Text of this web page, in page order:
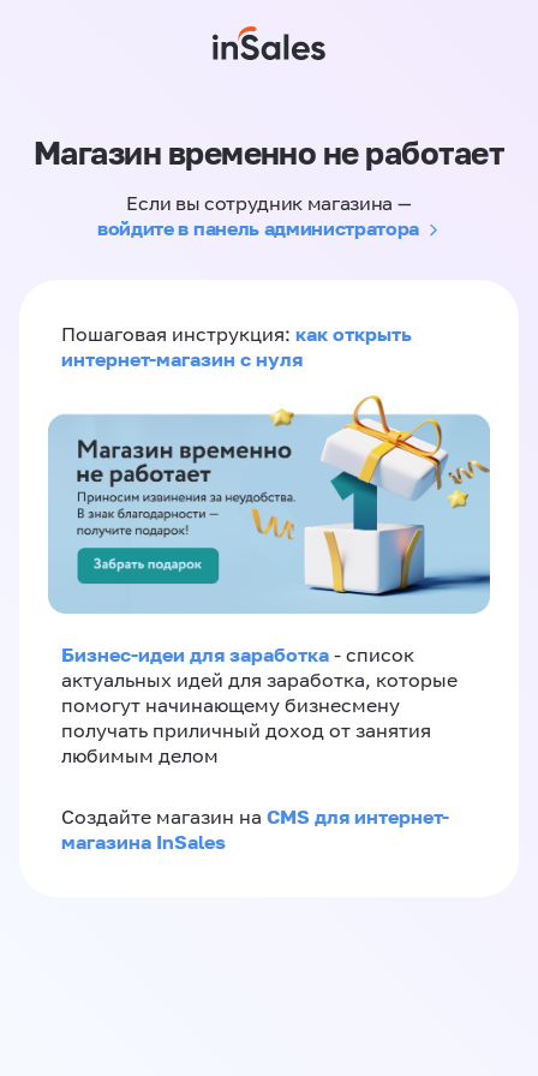
Магазин временно не работает
Если вы сотрудник магазина —
войдите в панель администратора
Пошаговая инструкция: как открыть
интернет-магазин с нуля
Бизнес-идеи для заработка - список
актуальных идей для заработка, которые
помогут начинающему бизнесмену
получать приличный доход от занятия
любимым делом
Создайте магазин на CMS для интернет-
магазина InSales